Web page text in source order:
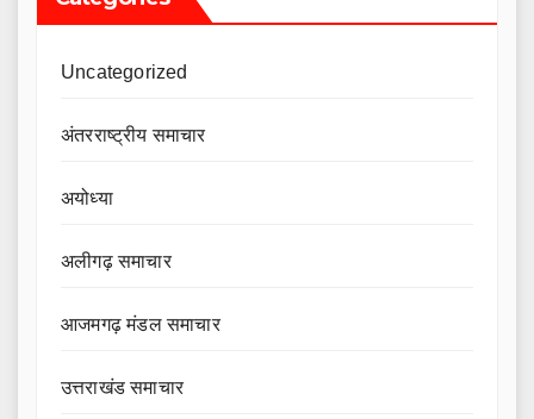
Uncategorized
अंतरराष्ट्रीय समाचार
अयोध्या
अलीगढ़ समाचार
आजमगढ़ मंडल समाचार
उत्तराखंड समाचार